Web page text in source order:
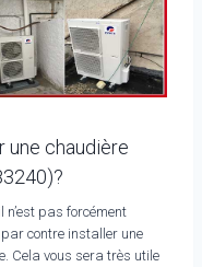
une chaudière
n’est pas forcément
contre installer une
Cela vous sera très utile